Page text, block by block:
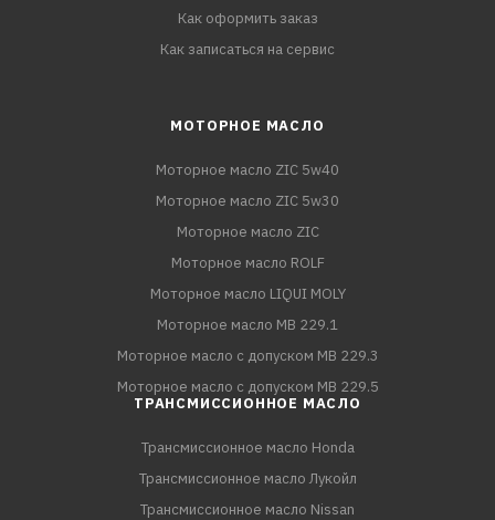
Как оформить заказ
Как записаться на сервис
МОТОРНОЕ МАСЛО
Моторное масло ZIC 5w40
Моторное масло ZIC 5w30
Моторное масло ZIC
Моторное масло ROLF
Моторное масло LIQUI MOLY
Моторное масло MB 229.1
Моторное масло с допуском MB 229.3
Моторное масло с допуском MB 229.5
ТРАНСМИССИОННОЕ МАСЛО
Трансмиссионное масло Honda
Трансмиссионное масло Лукойл
Трансмиссионное масло Nissan